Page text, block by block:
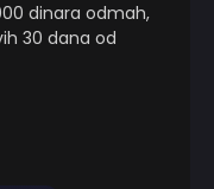
dinara odmah,
30 dana od